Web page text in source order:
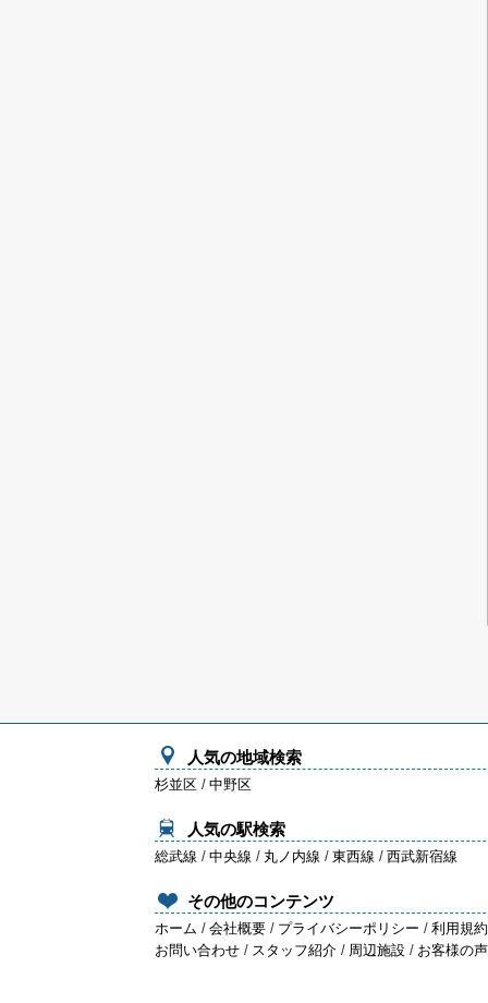
人気の地域検索
杉並区 / 中野区
人気の駅検索
総武線 / 中央線 / 丸ノ内線 / 東西線 / 西武新宿線
その他のコンテンツ
ホーム / 会社概要 / プライバシーポリシー / 利用規
お問い合わせ / スタッフ紹介 / 周辺施設 / お客様の